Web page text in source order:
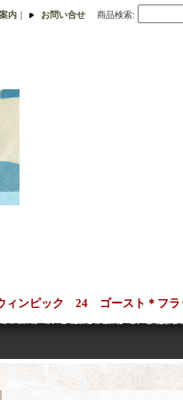
内 ｜ お問い合せ 商品検索:
ィンピック 24 ゴースト＊フラ